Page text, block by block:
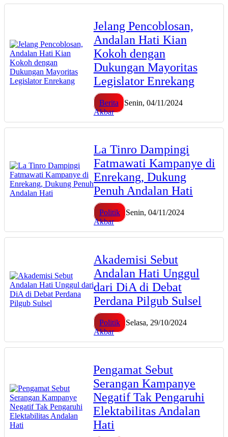
Jelang Pencoblosan,
Andalan Hati Kian
Kokoh dengan
Dukungan Mayoritas
Legislator Enrekang
Berita
Senin, 04/11/2024
Akbar
La Tinro Dampingi
Fatmawati Kampanye di
Enrekang, Dukung
Penuh Andalan Hati
Politik
Senin, 04/11/2024
Akbar
Akademisi Sebut
Andalan Hati Unggul
dari DiA di Debat
Perdana Pilgub Sulsel
Politik
Selasa, 29/10/2024
Akbar
Pengamat Sebut
Serangan Kampanye
Negatif Tak Pengaruhi
Elektabilitas Andalan
Hati